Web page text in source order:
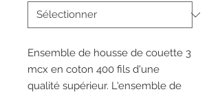
Ensemble de housse de couette 3
mcx en coton 400 fils d'une
qualité supérieur. L'ensemble de